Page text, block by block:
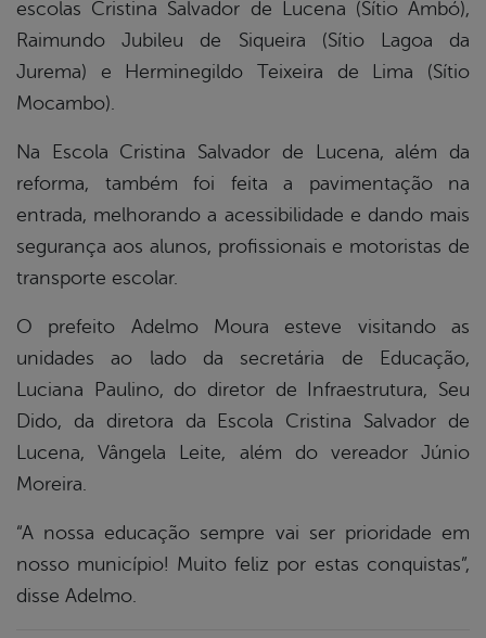
escolas Cristina Salvador de Lucena (Sítio Ambó),
Raimundo Jubileu de Siqueira (Sítio Lagoa da
Jurema) e Herminegildo Teixeira de Lima (Sítio
Mocambo).
Na Escola Cristina Salvador de Lucena, além da
reforma, também foi feita a pavimentação na
entrada, melhorando a acessibilidade e dando mais
segurança aos alunos, profissionais e motoristas de
transporte escolar.
O prefeito Adelmo Moura esteve visitando as
unidades ao lado da secretária de Educação,
Luciana Paulino, do diretor de Infraestrutura, Seu
Dido, da diretora da Escola Cristina Salvador de
Lucena, Vângela Leite, além do vereador Júnio
Moreira.
“A nossa educação sempre vai ser prioridade em
nosso município! Muito feliz por estas conquistas”,
disse Adelmo.